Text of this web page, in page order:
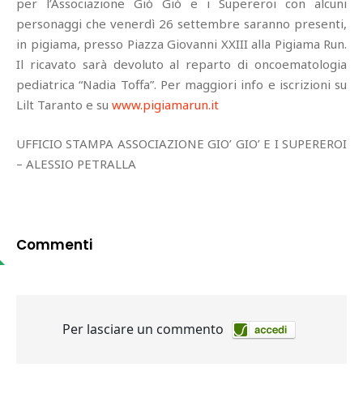
personaggi che venerdì 26 settembre saranno presenti,
in pigiama, presso Piazza Giovanni XXIII alla Pigiama Run.
Il ricavato sarà devoluto al reparto di oncoematologia
pediatrica “Nadia Toffa”. Per maggiori info e iscrizioni su
Lilt Taranto e su www.pigiamarun.it
UFFICIO STAMPA ASSOCIAZIONE GIO’ GIO’ E I SUPEREROI
– ALESSIO PETRALLA
Commenti